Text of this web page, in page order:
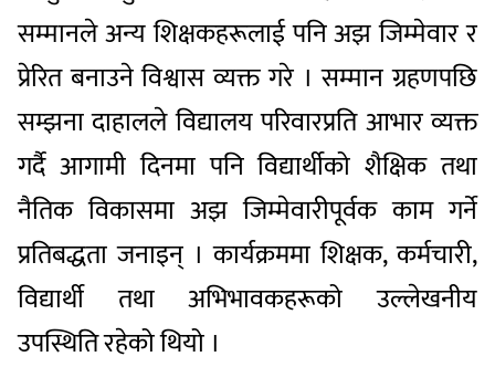
सम्मानले अन्य शिक्षकहरूलाई पनि अझ जिम्मेवार र
प्रेरित बनाउने विश्वास व्यक्त गरे । सम्मान ग्रहणपछि
सम्झना दाहालले विद्यालय परिवारप्रति आभार व्यक्त
गर्दै आगामी दिनमा पनि विद्यार्थीको शैक्षिक तथा
नैतिक विकासमा अझ जिम्मेवारीपूर्वक काम गर्ने
प्रतिबद्धता जनाइन् । कार्यक्रममा शिक्षक, कर्मचारी,
विद्यार्थी तथा अभिभावकहरूको उल्लेखनीय
उपस्थिति रहेको थियो ।